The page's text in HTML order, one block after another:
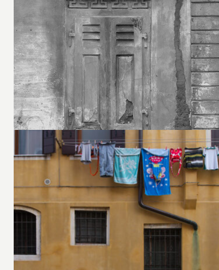
7. September 2022
28. März 2013